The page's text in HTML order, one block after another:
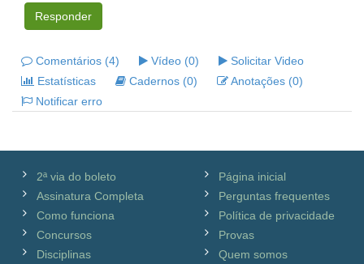
Responder
Comentários (4) Vídeo (0)
Solicitar Video
Estatísticas
Cadernos (0)
Anotações (0)
Notificar erro
2ª via do boleto
Assinatura Completa
Como funciona
Concursos
Disciplinas
Página inicial
Perguntas frequentes
Política de privacidade
Provas
Quem somos